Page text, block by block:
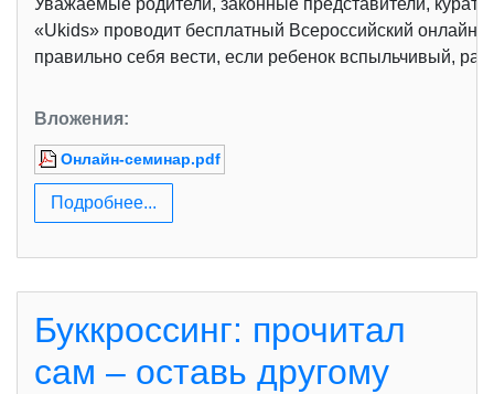
Уважаемые родители, законные представители,
«Ukids» проводит бесплатный Всероссийский онлайн-
правильно себя вести, если ребенок вспыльчивый,
Вложения:
Онлайн-семинар.pdf
Подробнее...
Буккроссинг: прочитал
сам – оставь другому